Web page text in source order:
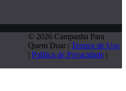
© 2026 Campanha Para
Quem Doar | Termos de Uso
| Política de Privacidade |